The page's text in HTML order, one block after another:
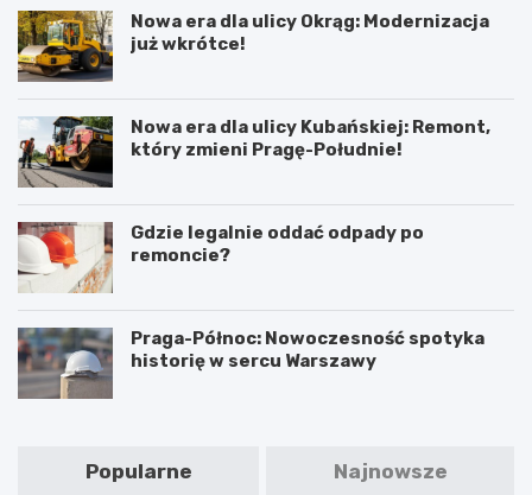
Nowa era dla ulicy Okrąg: Modernizacja
już wkrótce!
Nowa era dla ulicy Kubańskiej: Remont,
który zmieni Pragę-Południe!
Gdzie legalnie oddać odpady po
remoncie?
Praga-Północ: Nowoczesność spotyka
historię w sercu Warszawy
Popularne Najnowsze